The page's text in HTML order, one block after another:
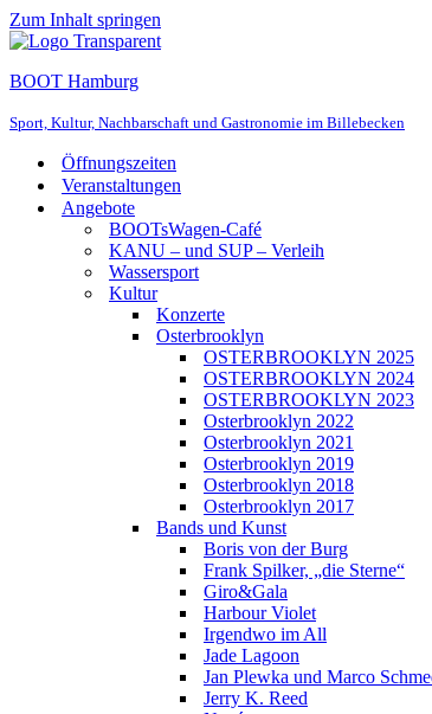
Zum Inhalt springen
BOOT Hamburg
Sport, Kultur, Nachbarschaft und Gastronomie im Billebecken
Öffnungszeiten
Veranstaltungen
Angebote
BOOTsWagen-Café
KANU – und SUP – Verleih
Wassersport
Kultur
Konzerte
Osterbrooklyn
OSTERBROOKLYN 2025
OSTERBROOKLYN 2024
OSTERBROOKLYN 2023
Osterbrooklyn 2022
Osterbrooklyn 2021
Osterbrooklyn 2019
Osterbrooklyn 2018
Osterbrooklyn 2017
Bands und Kunst
Boris von der Burg
Frank Spilker, „die Sterne“
Giro&Gala
Harbour Violet
Irgendwo im All
Jade Lagoon
Jan Plewka und Marco
Jerry K. Reed